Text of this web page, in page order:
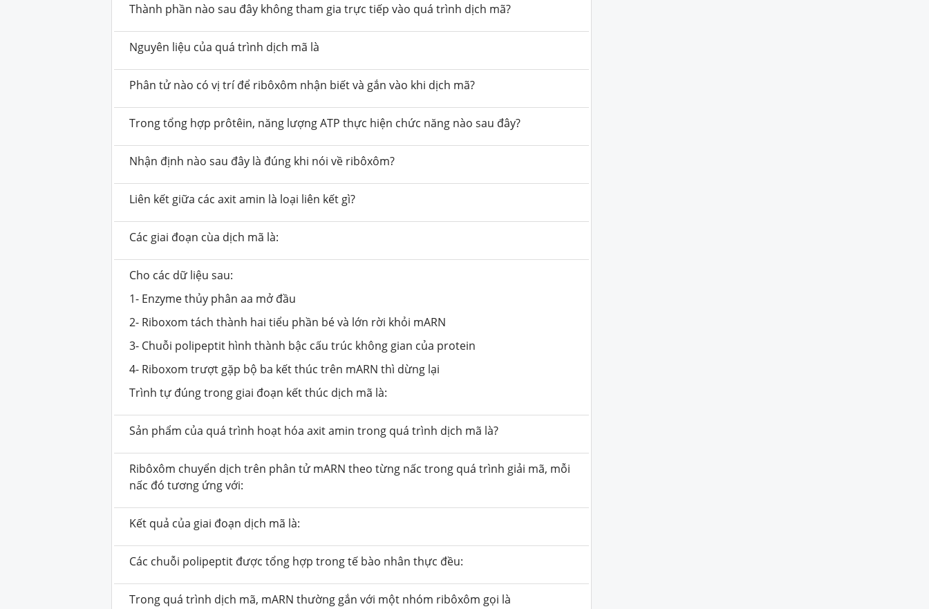
Thành phần nào sau đây không tham gia trực tiếp vào quá trình dịch mã?
Nguyên liệu của quá trình dịch mã là
Phân tử nào có vị trí để ribôxôm nhận biết và gắn vào khi dịch mã?
Trong tổng hợp prôtêin, năng lượng ATP thực hiện chức năng nào sau đây?
Nhận định nào sau đây là đúng khi nói về ribôxôm?
Liên kết giữa các axit amin là loại liên kết gì?
Các giai đoạn cùa dịch mã là:
Cho các dữ liệu sau:
1- Enzyme thủy phân aa mở đầu
2- Riboxom tách thành hai tiểu phần bé và lớn rời khỏi mARN
3- Chuỗi polipeptit hình thành bậc cấu trúc không gian của protein
4- Riboxom trượt gặp bộ ba kết thúc trên mARN thì dừng lại
Trình tự đúng trong giai đoạn kết thúc dịch mã là:
Sản phẩm của quá trình hoạt hóa axit amin trong quá trình dịch mã là?
Ribôxôm chuyển dịch trên phân tử mARN theo từng nấc trong quá trình giải mã, mỗi
nấc đó tương ứng với:
Kết quả của giai đoạn dịch mã là:
Các chuỗi polipeptit được tổng hợp trong tế bào nhân thực đều:
Trong quá trình dịch mã, mARN thường gắn với một nhóm ribôxôm gọi là